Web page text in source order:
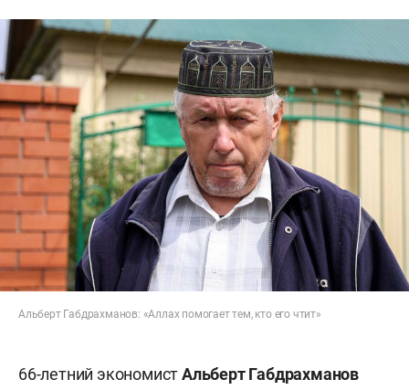
Альберт Габдрахманов: «Аллах помогает тем, кто его чтит»
66-летний экономистАльберт Габдрахманов